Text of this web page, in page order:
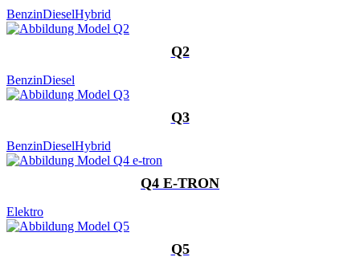
BenzinDieselHybrid
Q2
BenzinDiesel
Q3
BenzinDieselHybrid
Q4 E-TRON
Elektro
Q5